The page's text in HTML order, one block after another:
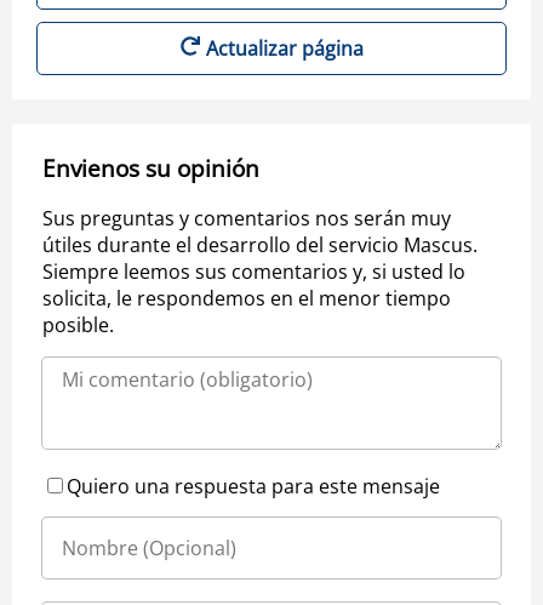
Actualizar página
Envienos su opinión
Sus preguntas y comentarios nos serán muy
útiles durante el desarrollo del servicio Mascus.
Siempre leemos sus comentarios y, si usted lo
solicita, le respondemos en el menor tiempo
posible.
Quiero una respuesta para este mensaje